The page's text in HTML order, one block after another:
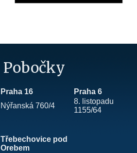
Pobočky
Praha 16
Praha 6
Nýřanská 760/4
8. listopadu
1155/64
Třebechovice pod
Orebem